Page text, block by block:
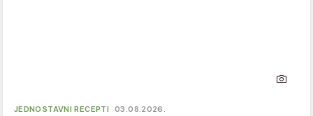
JEDNOSTAVNI RECEPTI 03.08.2026.